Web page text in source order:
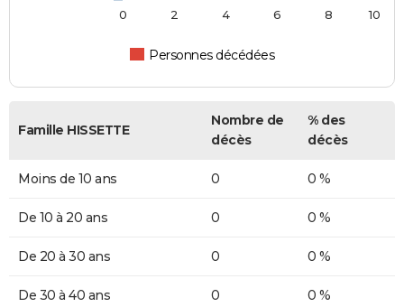
Personnes décédées
0 2 4 6 8 10
Famille HISSETTE
Nombre de
décès
% des
décès
Moins de 10 ans 0 0 %
De 10 à 20 ans 0 0 %
De 20 à 30 ans 0 0 %
De 30 à 40 ans 0 0 %